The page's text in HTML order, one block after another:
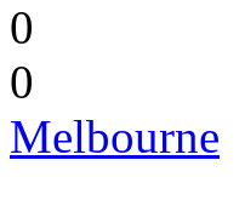
0
0
Melbourne